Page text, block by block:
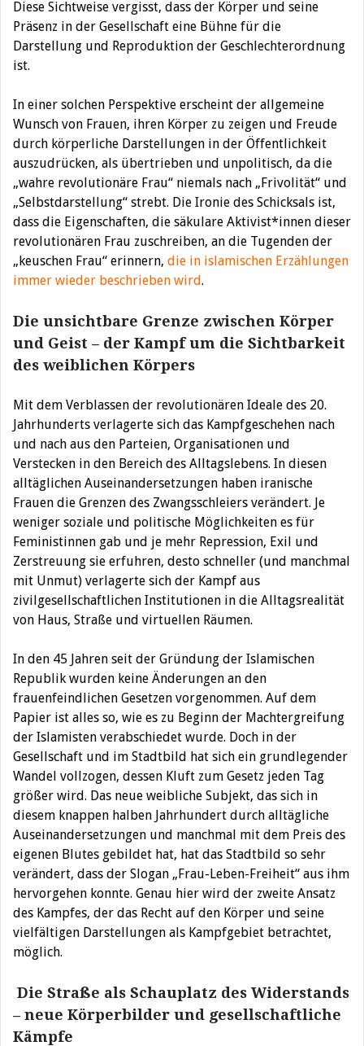
Diese Sichtweise vergisst, dass der Körper und seine
Präsenz in der Gesellschaft eine Bühne für die
Darstellung und Reproduktion der Geschlechterordnung
ist.
In einer solchen Perspektive erscheint der allgemeine
Wunsch von Frauen, ihren Körper zu zeigen und Freude
durch körperliche Darstellungen in der Öffentlichkeit
auszudrücken, als übertrieben und unpolitisch, da die
„wahre revolutionäre Frau“ niemals nach „Frivolität“ und
„Selbstdarstellung“ strebt. Die Ironie des Schicksals ist,
dass die Eigenschaften, die säkulare Aktivist*innen dieser
revolutionären Frau zuschreiben, an die Tugenden der
„keuschen Frau“ erinnern, die in islamischen Erzählungen
immer wieder beschrieben wird.
Die unsichtbare Grenze zwischen Körper
und Geist – der Kampf um die Sichtbarkeit
des weiblichen Körpers
Mit dem Verblassen der revolutionären Ideale des 20.
Jahrhunderts verlagerte sich das Kampfgeschehen nach
und nach aus den Parteien, Organisationen und
Verstecken in den Bereich des Alltagslebens. In diesen
alltäglichen Auseinandersetzungen haben iranische
Frauen die Grenzen des Zwangsschleiers verändert. Je
weniger soziale und politische Möglichkeiten es für
Feministinnen gab und je mehr Repression, Exil und
Zerstreuung sie erfuhren, desto schneller (und manchmal
mit Unmut) verlagerte sich der Kampf aus
zivilgesellschaftlichen Institutionen in die Alltagsrealität
von Haus, Straße und virtuellen Räumen.
In den 45 Jahren seit der Gründung der Islamischen
Republik wurden keine Änderungen an den
frauenfeindlichen Gesetzen vorgenommen. Auf dem
Papier ist alles so, wie es zu Beginn der Machtergreifung
der Islamisten verabschiedet wurde. Doch in der
Gesellschaft und im Stadtbild hat sich ein grundlegender
Wandel vollzogen, dessen Kluft zum Gesetz jeden Tag
größer wird. Das neue weibliche Subjekt, das sich in
diesem knappen halben Jahrhundert durch alltägliche
Auseinandersetzungen und manchmal mit dem Preis des
eigenen Blutes gebildet hat, hat das Stadtbild so sehr
verändert, dass der Slogan „Frau-Leben-Freiheit“ aus ihm
hervorgehen konnte. Genau hier wird der zweite Ansatz
des Kampfes, der das Recht auf den Körper und seine
vielfältigen Darstellungen als Kampfgebiet betrachtet,
möglich.
Die Straße als Schauplatz des Widerstands
– neue Körperbilder und gesellschaftliche
Kämpfe